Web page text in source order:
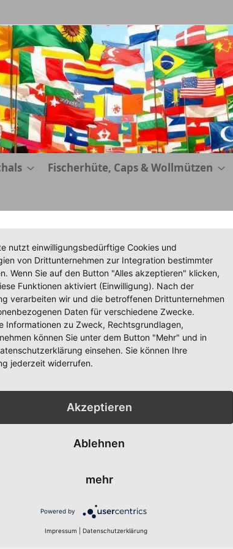
Fischerhüte, Caps & Wollmützen
durchdrungen. Sie besteht aus zwei vertikalen
Streifen, ist das Georgskreuz angebracht,
erinnern und stammen der Überlieferung
Das Georgskreuz wurde Malta im Zweiten
zu ehren.
der Insel verbunden. Die heutigen
der nacheinander von verschiedenen Mächten
kulturelle sowie die ikonographische Identität
Die Auszeichnung, die für
Volkes.
nutzt einwilligungsbedürftige Cookies und
von Drittunternehmen zur Integration bestimmter
Wenn Sie auf den Button "Alles akzeptieren" klicken,
Funktionen aktiviert (Einwilligung). Nach der
verarbeiten wir und die betroffenen Drittunternehmen
Daten für verschiedene Zwecke.
Informationen zu Zweck, Rechtsgrundlagen,
können Sie unter dem Button "Mehr" und in
einsehen. Sie können Ihre
jederzeit widerrufen.
Akzeptieren
Ablehnen
mehr
Powered by
Impressum Datenschutzerklärung